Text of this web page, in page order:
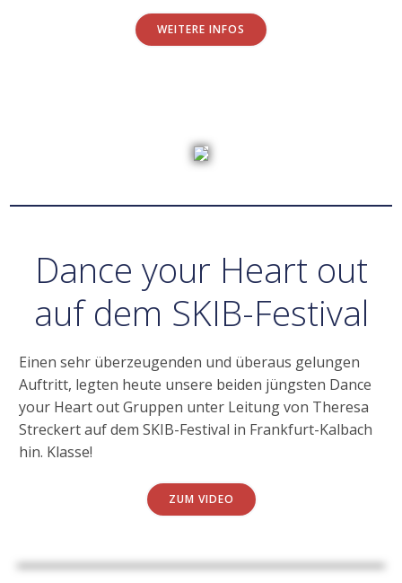
WEITERE INFOS
Dance your Heart out
auf dem SKIB-Festival
Einen sehr überzeugenden und überaus gelungen
Auftritt, legten heute unsere beiden jüngsten Dance
your Heart out Gruppen unter Leitung von Theresa
Streckert auf dem SKIB-Festival in Frankfurt-Kalbach
hin. Klasse!
ZUM VIDEO